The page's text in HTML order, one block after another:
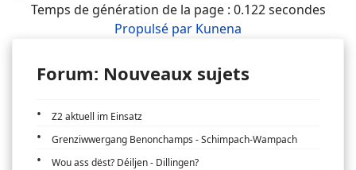
Temps de génération de la page : 0.122 secondes
Propulsé par Kunena
Forum: Nouveaux sujets
Z2 aktuell im Einsatz
Grenziwwergang Benonchamps - Schimpach-Wampach
Wou ass dëst? Déiljen - Dillingen?